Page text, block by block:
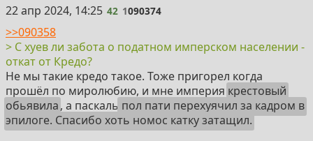
42
22 апр 2024, 14:25 42 1090374
>>090358
> С хуев ли забота о податном имперском населении -
откат от Кредо?
Не мы такие кредо такое. Тоже пригорел когда
прошёл по миролюбию, и мне империя крестовый
обьявила, а паскаль пол пати перехуячил за кадром в
эпилоге. Спасибо хоть номос катку затащил.